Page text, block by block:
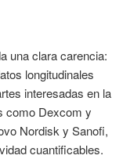
una clara carencia:
longitudinales
interesadas en la
como Dexcom y
Nordisk y Sanofi,
cuantificables.